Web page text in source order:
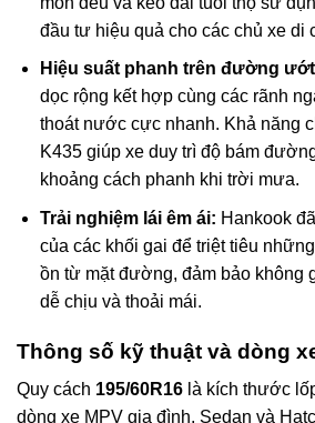
đầu tư hiệu quả cho các chủ xe di
Hiệu suất phanh trên đường
dọc rộng kết hợp cùng các rãnh
thoát nước cực nhanh. Khả năng
K435 giúp xe duy trì độ bám
khoảng cách phanh khi trời mưa.
Trải nghiệm lái êm ái: Hankook
của các khối gai để triệt tiêu
ồn từ mặt đường, đảm bảo không
dễ chịu và thoải mái.
Thông số kỹ thuật và dòng
Quy cách 195/60R16 là kích thước
dòng xe MPV gia đình, Sedan và